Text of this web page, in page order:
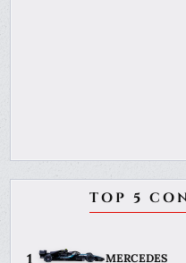
TOP 5
1 MERCEDES